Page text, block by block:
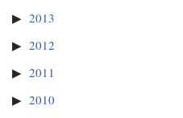
2013
2012
2011
2010